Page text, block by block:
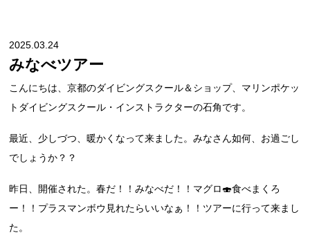
2025.03.24
みなべツアー
こんにちは、京都のダイビングスクール＆ショップ、マリンポケッ
トダイビングスクール・インストラクターの石角です。
最近、少しづつ、暖かくなって来ました。みなさん如何、お過ごし
でしょうか？？
昨日、開催された。春だ！！みなべだ！！マグロ🍣食べまくろ
ー！！プラスマンボウ見れたらいいなぁ！！ツアーに行って来まし
た。